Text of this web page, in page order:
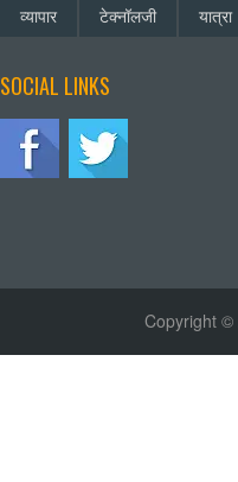
व्यापार
टेक्नॉलजी यात्रा
SOCIAL LINKS
Copyright ©